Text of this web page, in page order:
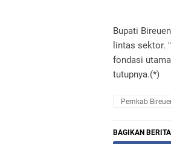
Bupati
lintas sektor.
fondasi
tutupnya.(*)
Pemkab
BAGIKAN BERITA